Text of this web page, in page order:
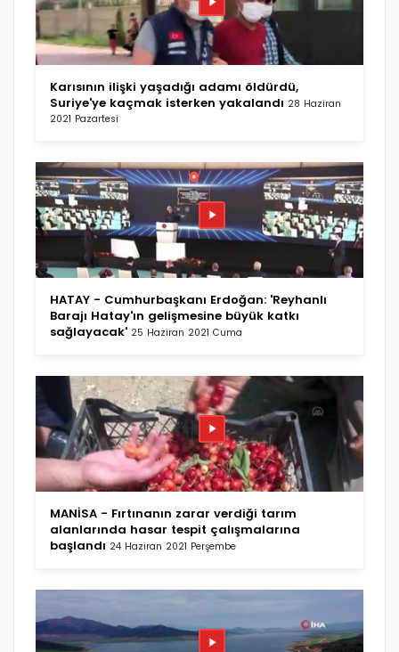
Karısının ilişki yaşadığı adamı öldürdü,
Suriye'ye kaçmak isterken yakalandı 28 Haziran
2021 Pazartesi
HATAY - Cumhurbaşkanı Erdoğan: 'Reyhanlı
Barajı Hatay'ın gelişmesine büyük katkı
sağlayacak' 25 Haziran 2021 Cuma
MANİSA - Fırtınanın zarar verdiği tarım
alanlarında hasar tespit çalışmalarına
başlandı 24 Haziran 2021 Perşembe